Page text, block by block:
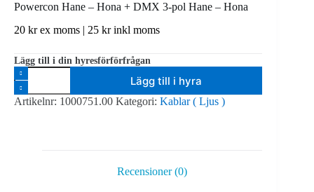
Powercon Hane – Hona + DMX 3-pol Hane – Hona
20 krex moms | 25 krinkl moms
Lägg till i din hyresförförfrågan
Powercon
Hane
-
Hona
Lägg till i hyra
Artikelnr: 1000751.00 Kategori: Kablar ( Ljus )
Recensioner (0)